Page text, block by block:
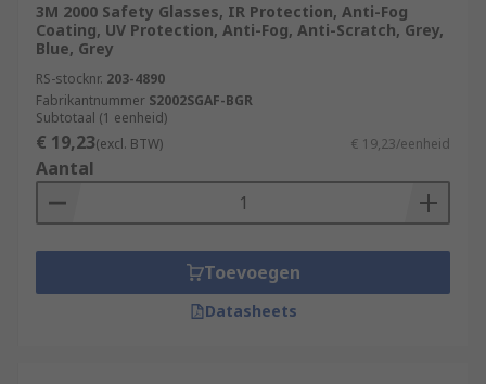
3M 2000 Safety Glasses, IR Protection, Anti-Fog
Coating, UV Protection, Anti-Fog, Anti-Scratch, Grey,
Blue, Grey
RS-stocknr. 203-4890
Fabrikantnummer S2002SGAF-BGR
Subtotaal (1 eenheid)
€ 19,23(excl. BTW) € 19,23/eenheid
Aantal
Toevoegen
Datasheets